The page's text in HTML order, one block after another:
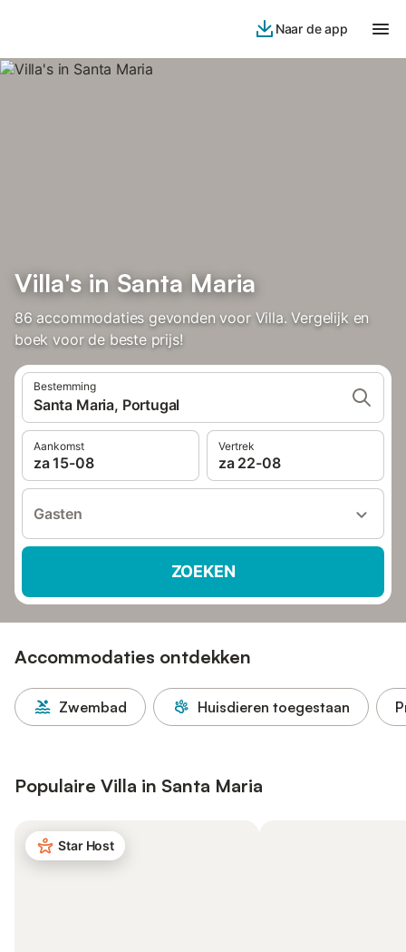
Naar de app
Villa's in Santa Maria
86 accommodaties gevonden voor Villa. Vergelijk en
boek voor de beste prijs!
Bestemming
Santa Maria, Portugal
Aankomst
za 15-08
Vertrek
za 22-08
Gasten
ZOEKEN
Accommodaties ontdekken
Zwembad Huisdieren toegestaan
Populaire Villa in Santa Maria
Star Host